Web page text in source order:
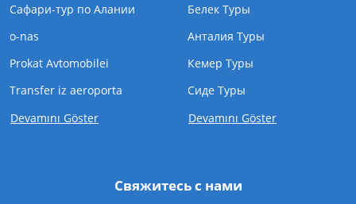
Сафари-тур по Алании
o-nas
Prokat Avtomobilei
Transfer iz aeroporta
Devamını Göster
Белек Туры
Анталия Туры
Кемер Туры
Cиде Туры
Devamını Göster
Свяжитесь с нами